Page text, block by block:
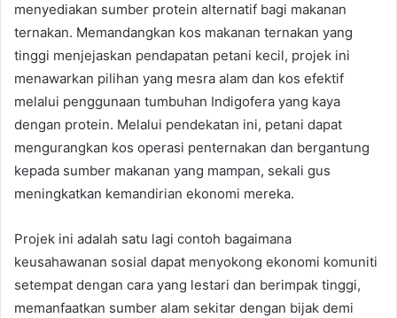
menyediakan sumber protein alternatif bagi makanan
ternakan. Memandangkan kos makanan ternakan yang
tinggi menjejaskan pendapatan petani kecil, projek ini
menawarkan pilihan yang mesra alam dan kos efektif
melalui penggunaan tumbuhan Indigofera yang kaya
dengan protein. Melalui pendekatan ini, petani dapat
mengurangkan kos operasi penternakan dan bergantung
kepada sumber makanan yang mampan, sekali gus
meningkatkan kemandirian ekonomi mereka.
Projek ini adalah satu lagi contoh bagaimana
keusahawanan sosial dapat menyokong ekonomi komuniti
setempat dengan cara yang lestari dan berimpak tinggi,
memanfaatkan sumber alam sekitar dengan bijak demi